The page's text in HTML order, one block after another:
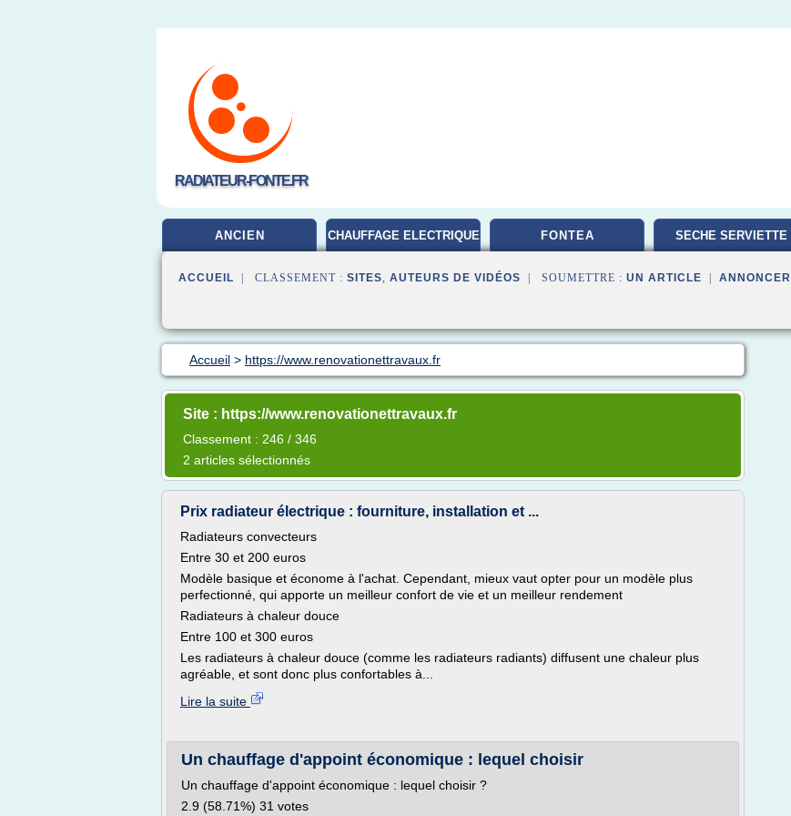
RADIATEUR-FONTE.FR
ANCIEN CHAUFFAGE ELECTRIQUE FONTEA SECHE SERVIETTE
ACCUEIL | CLASSEMENT : SITES, AUTEURS DE VIDÉOS | SOUMETTRE : UN ARTICLE ANNONCER
Accueil > https://www.renovationettravaux.fr
Site : https://www.renovationettravaux.fr
Classement : 246 / 346
2 articles sélectionnés
Prix radiateur électrique : fourniture, installation et ...
Radiateurs convecteurs
Entre 30 et 200 euros
Modèle basique et économe à l'achat. Cependant, mieux vaut opter pour un modèle plus
perfectionné, qui apporte un meilleur confort de vie et un meilleur rendement
Radiateurs à chaleur douce
Entre 100 et 300 euros
Les radiateurs à chaleur douce (comme les radiateurs radiants) diffusent une chaleur plus
agréable, et sont donc plus confortables à...
Lire la suite
Un chauffage d'appoint économique : lequel choisir
Un chauffage d'appoint économique : lequel choisir ?
2.9 (58.71%) 31 votes